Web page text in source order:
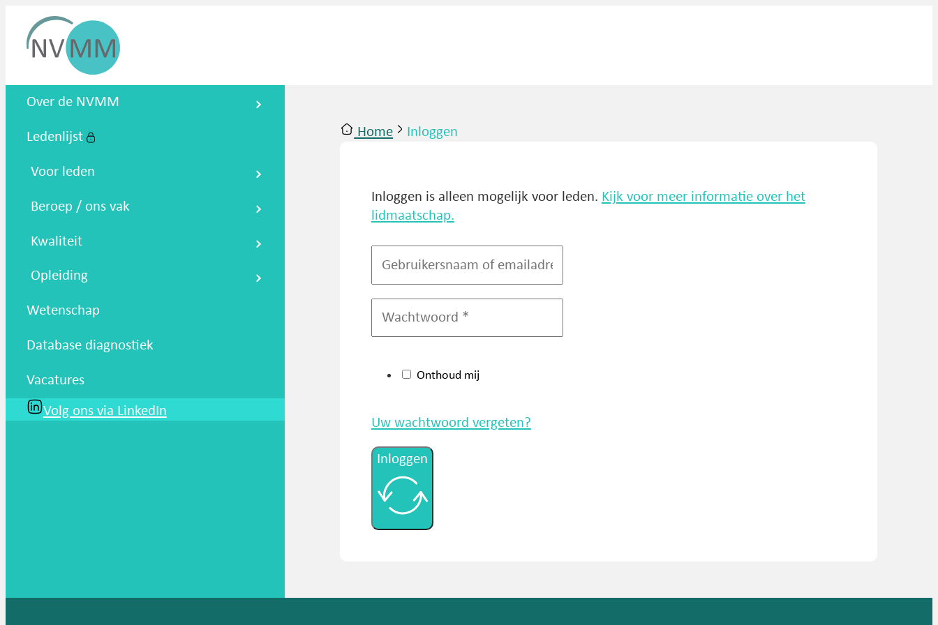
Nederlandse Vereniging voor
Over de NVMM
Ledenlijst
Voor leden
Beroep / ons vak
Kwaliteit
Opleiding
Wetenschap
Database diagnostiek
Vacatures
Volg ons via LinkedIn
Home Inloggen
Inloggen is alleen mogelijk voor leden. Kijk voor meer informatie over het
lidmaatschap.
Onthoud mij
Uw wachtwoord vergeten?
Inloggen